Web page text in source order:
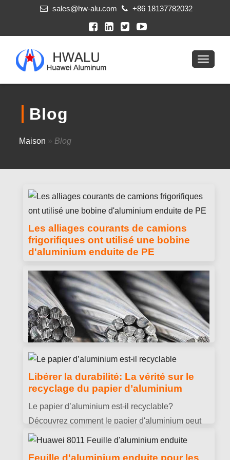
sales@hw-alu.com +86 18137782032
Blog
Maison » Blog
Les alliages courants de camions
frigorifiques ont utilisé une bobine
d'aluminium enduite de PE
Découvrez les alliages courants de bobines
d'aluminium enduites de PE utilisées par camions
frigorifiques, y compris 3003, 3004, et 3105.
Conçu pour une excellente résistance à la
corrosion, formabilité, et des performances
extérieures durables.
L'aluminium est-il conducteur?
Propriétés, Utilisations & Avantages
expliqués
L'aluminium est-il conducteur? Découvrez la
conductivité électrique de l'aluminium, avantages
Libérer la durabilité: La vérité sur le
recyclage du papier d’aluminium
Le papier d’aluminium est-il recyclable?
Découvrez comment le papier d'aluminium peut
être recyclé, comment le préparer correctement, et
Feuille d'aluminium enduite pour les